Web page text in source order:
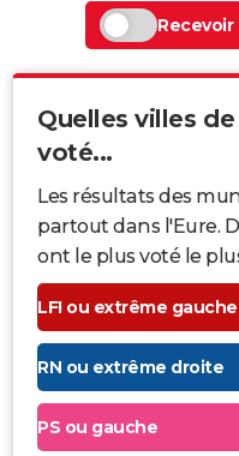
Quelles villes
voté...
Les résultats des
partout dans l'Eure.
ont le plus voté le plus
LFI ou extrême gauche
RN ou extrême droite
PS ou gauche